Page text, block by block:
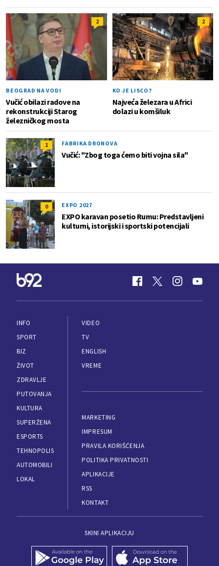
2
BEOGRAD NA VODI
Vučić obilazi radove na
rekonstrukciji Starog
železničkog mosta
2
KO JE LISCO?
Najveća železara u Africi
dolazi u komšiluk
1 FABRIKA DRONOVA
Vučić: "Zbog toga ćemo biti vojna sila"
0 EXPO 2027
EXPO karavan posetio Rumu: Predstavljeni
kulturni, istorijski i sportski potencijali
INFO
SPORT
BIZ
ŽIVOT
ZDRAVLJE
PUTOVANJA
KULTURA
SUPERŽENA
ESPORTS
TEHNOPOLIS
AUTOMOBILI
LOKAL
VIDEO
TV
ENGLISH
VREME
MARKETING
IMPRESUM
PRAVILA KORIŠĆENJA
POLITIKA PRIVATNOSTI
APLIKACIJE
RSS
KONTAKT
SKINI APLIKACIJU